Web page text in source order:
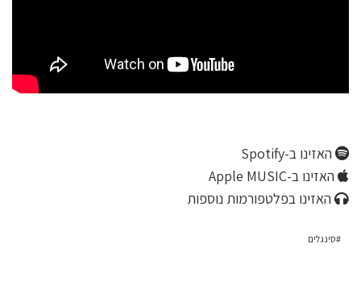
האזינו ב-Spotify
האזינו ב-Apple MUSIC
האזינו בפלטפורמות נוספות
סינגלים